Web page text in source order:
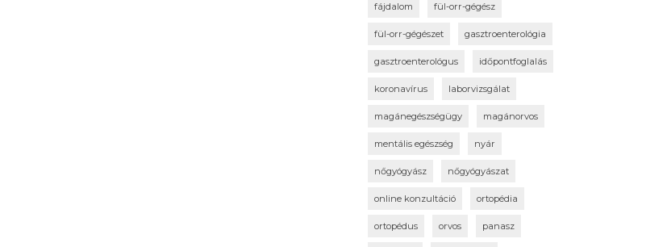
fájdalom fül-orr-gégész
fül-orr-gégészet gasztroenterológia
gasztroenterológus időpontfoglalás
koronavírus laborvizsgálat
magánegészségügy magánorvos
mentális egészség nyár
nőgyógyász nőgyógyászat
online konzultáció ortopédia
ortopédus orvos panasz